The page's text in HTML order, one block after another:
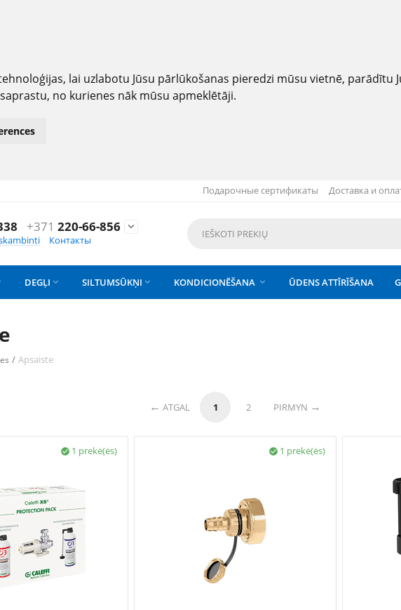
lai uzlabotu Jūsu pārlūkošanas pieredzi mūsu vietnē,
no kurienes nāk mūsu apmeklētāji.
Подарочные сертификаты Доставка и
+371 220-66-856

Контакты
DEGĻI  SILTUMSŪKŅI  KONDICIONĒŠANA  ŪDENS ATTĪRĪŠANA
/ Apsaiste
ATGAL 1 2 PIRMYN
1 prekė(ės)
 1 prekė(ės)
